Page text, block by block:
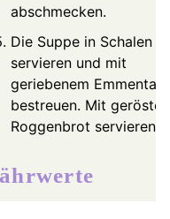
abschmecken.
Die Suppe in Schalen
servieren und mit
geriebenem
bestreuen. Mit
Roggenbrot servieren.
Nährwerte